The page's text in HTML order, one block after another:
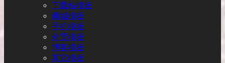
下载站模板
商城模板
手机模板
外贸模板
博客模板
其它模板